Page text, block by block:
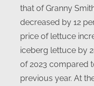
that of Granny
decreased by 12
price of lettuce
iceberg lettuce by
of 2023 compared
previous year. At